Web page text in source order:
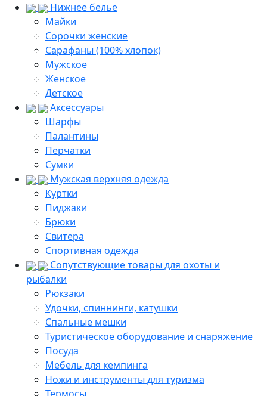
Нижнее белье
Майки
Сорочки женские
Сарафаны (100% хлопок)
Мужское
Женское
Детское
Аксессуары
Шарфы
Палантины
Перчатки
Сумки
Мужская верхняя одежда
Куртки
Пиджаки
Брюки
Свитера
Спортивная одежда
Сопутствующие товары для охоты и
рыбалки
Рюкзаки
Удочки, спиннинги, катушки
Спальные мешки
Туристическое оборудование и снаряжение
Посуда
Мебель для кемпинга
Ножи и инструменты для туризма